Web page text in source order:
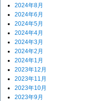
2024年8月
2024年6月
2024年5月
2024年4月
2024年3月
2024年2月
2024年1月
2023年12月
2023年11月
2023年10月
2023年9月